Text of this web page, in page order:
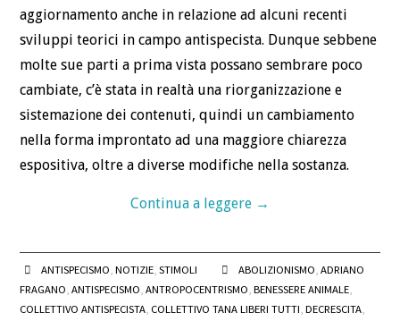
aggiornamento anche in relazione ad alcuni recenti
sviluppi teorici in campo antispecista. Dunque sebbene
molte sue parti a prima vista possano sembrare poco
cambiate, c’è stata in realtà una riorganizzazione e
sistemazione dei contenuti, quindi un cambiamento
nella forma improntato ad una maggiore chiarezza
espositiva, oltre a diverse modifiche nella sostanza.
Continua a leggere →
ANTISPECISMO, NOTIZIE, STIMOLI ABOLIZIONISMO, ADRIANO
FRAGANO,ANTISPECISMO,ANTROPOCENTRISMO,BENESSERE ANIMALE,
COLLETTIVO ANTISPECISTA, COLLETTIVO TANA LIBERI TUTTI,DECRESCITA,